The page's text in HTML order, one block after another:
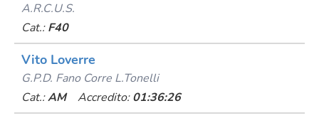
A.r.c.u.s.
Cat.: F40
Vito Loverre
G.p.d. Fano Corre L.tonelli
Cat.:AM Accredito: 01:36:26